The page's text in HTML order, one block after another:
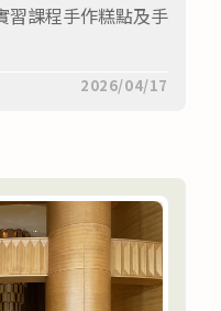
習課程手作糕點及手
2026/04/17